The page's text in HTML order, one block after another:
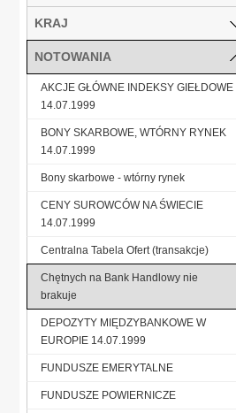
KRAJ
NOTOWANIA
AKCJE GŁÓWNE INDEKSY GIEŁDOWE
14.07.1999
BONY SKARBOWE, WTÓRNY RYNEK
14.07.1999
Bony skarbowe - wtórny rynek
CENY SUROWCÓW NA ŚWIECIE
14.07.1999
Centralna Tabela Ofert (transakcje)
Chętnych na Bank Handlowy nie
brakuje
DEPOZYTY MIĘDZYBANKOWE W
EUROPIE 14.07.1999
FUNDUSZE EMERYTALNE
FUNDUSZE POWIERNICZE